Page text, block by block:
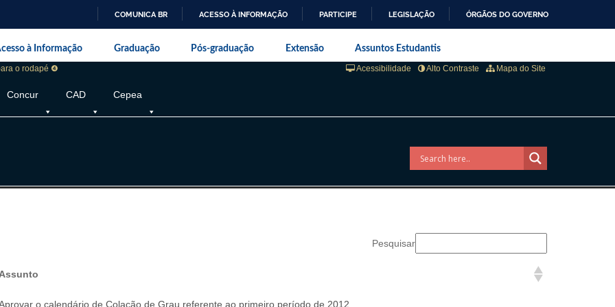
PARA
O
CONTEÚDO
COMUNICA BR ACESSO À INFORMAÇÃO PARTICIPE LEGISLAÇÃO ÓRGÃOS DO GOVERNO
Universidade Federal Rural do Rio de Janeiro
à Informação Graduação Pós-graduação Extensão Assuntos Estudantis
o rodapé ❹ Mapa do Site
Alto Contraste
Acessibilidade
Concur CAD Cepea
Pesquisar
o calendário de Colação de Grau referente ao primeiro período de 2012